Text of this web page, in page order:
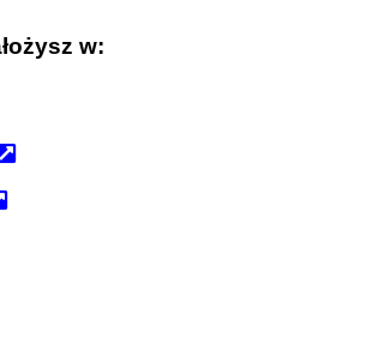
w: